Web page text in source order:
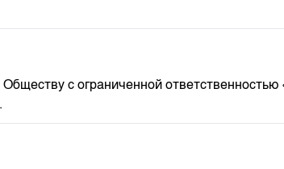
с ограниченной ответственностью